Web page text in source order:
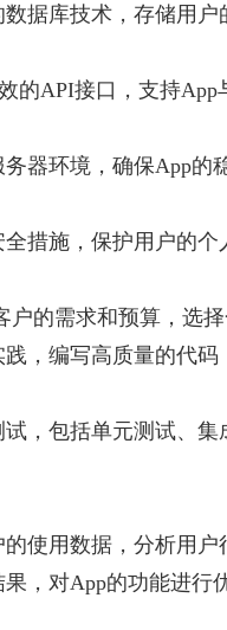
据库技术，存储用
的API接口，支持App
器环境，确保App的
措施，保护用户的
户的需求和预算，选
，编写高质量的代码
，包括单元测试、
使用数据，分析用户
，对App的功能进行